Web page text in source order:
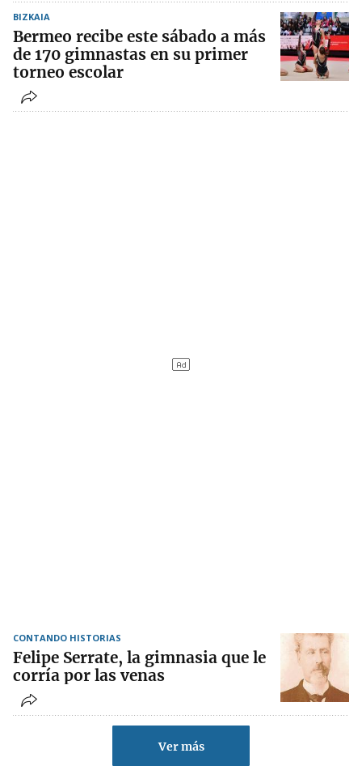
BIZKAIA
Bermeo recibe este sábado a más
de 170 gimnastas en su primer
torneo escolar
CONTANDO HISTORIAS
Felipe Serrate, la gimnasia que le
corría por las venas
Ver más